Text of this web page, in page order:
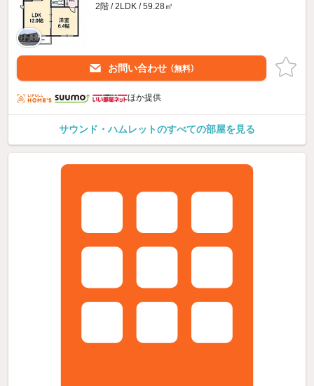
2階 / 2LDK / 59.28㎡
お問い合わせ （無料）
ほか提供
サウンド・ハムレットのすべての部屋を見る